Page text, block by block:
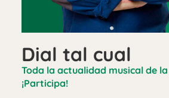
Dial tal cual
Toda la actualidad musical de
¡Participa!